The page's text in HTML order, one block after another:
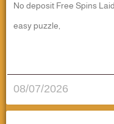
No deposit Free Spins
easy puzzle,
08/07/2026